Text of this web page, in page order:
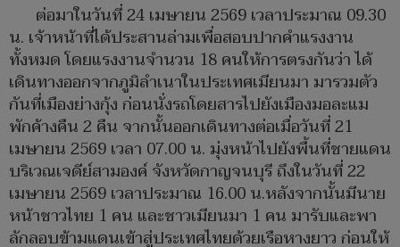
ต่อมาในวันที่ 24 เมษายน 2569 เวลาประมาณ 09.30
น. เจ้าหน้าที่ได้ประสานล่ามเพื่อสอบปากคำแรงงาน
ทั้งหมด โดยแรงงานจำนวน 18 คนให้การตรงกันว่า ได้
เดินทางออกจากภูมิลำเนาในประเทศเมียนมา มารวมตัว
กันที่เมืองย่างกุ้ง ก่อนนั่งรถโดยสารไปยังเมืองมอละแม
พักค้างคืน 2 คืน จากนั้นออกเดินทางต่อเมื่อวันที่ 21
เมษายน 2569 เวลา 07.00 น. มุ่งหน้าไปยังพื้นที่ชายแดน
บริเวณเจดีย์สามองค์ จังหวัดกาญจนบุรี ถึงในวันที่ 22
เมษายน 2569 เวลาประมาณ 16.00 น.หลังจากนั้นมีนาย
หน้าชาวไทย 1 คน และชาวเมียนมา 1 คน มารับและพา
ลักลอบข้ามแดนเข้าสู่ประเทศไทยด้วยเรือหางยาว ก่อนให้